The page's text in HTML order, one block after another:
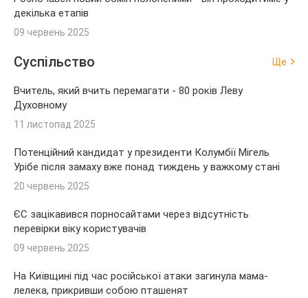
декілька етапів
09 червень 2025
Суспільство Ще
Вчитель, який вчить перемагати - 80 років Леву
Духовному
11 листопад 2025
Потенційний кандидат у президенти Колумбії Мігель
Урібе після замаху вже понад тиждень у важкому стані
20 червень 2025
ЄС зацікавився порносайтами через відсутність
перевірки віку користувачів
09 червень 2025
На Київщині під час російської атаки загинула мама-
лелека, прикривши собою пташенят